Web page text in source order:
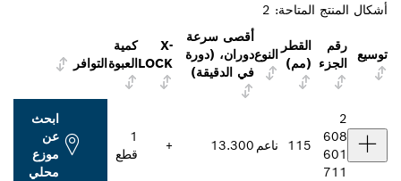
أشكال المنتج المتاحة: 2
توسيع
رقم
الجزء
القطر
(مم)
النوع
أقصى سرعة
دوران، (دورة
في الدقيقة)
X-
LOCK
كمية
العبوةالتوافر
2
608
601
711
115 ناعم 13.300
+
1
قطع
ابحث
عن
موزع
محلي